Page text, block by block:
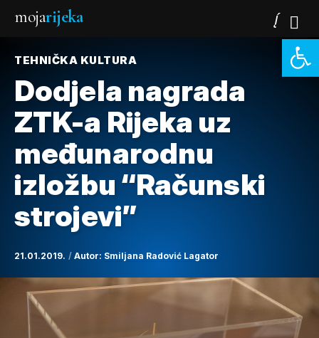
mojarijeka
TEHNIČKA KULTURA
Dodjela nagrada
ZTK-a Rijeka uz
međunarodnu
izložbu “Računski
strojevi”
21.01.2019. Autor: Smiljana Radović Lagator